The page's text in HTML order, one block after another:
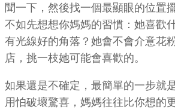
聞一下，然後找一個最顯眼的位置
不如先想想你媽媽的習慣：她喜歡
有光線好的角落？她會不會介意花
店，挑一枝她可能會喜歡的。
如果還是不確定，最簡單的一步就
用怕破壞驚喜，媽媽往往比你想的